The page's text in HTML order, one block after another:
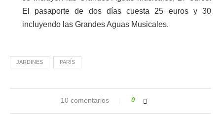
El pasaporte de dos días cuesta 25 euros y 30
incluyendo las Grandes Aguas Musicales.
JARDINES PARÍS
10 comentarios 0